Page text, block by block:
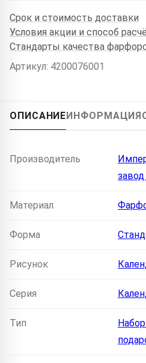
Срок и стоимость доставки
Условия акции и способ
Стандарты качества
Артикул: 4200076001
ОПИСАНИЕИНФОРМАЦИЯ
Производитель
Материал
Форма
Рисунок
Серия
Тип